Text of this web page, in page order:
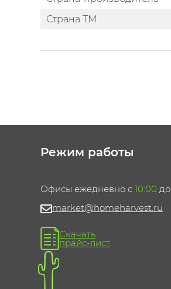
Страна ТМ
Режим работы
Офисы ежедневно с 10:00 до
market@homeharvest.ru
Скачать
прайс-лист